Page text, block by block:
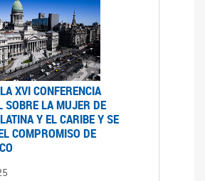
XVI CONFERENCIA
SOBRE LA MUJER DE
Y EL CARIBE Y SE
COMPROMISO DE